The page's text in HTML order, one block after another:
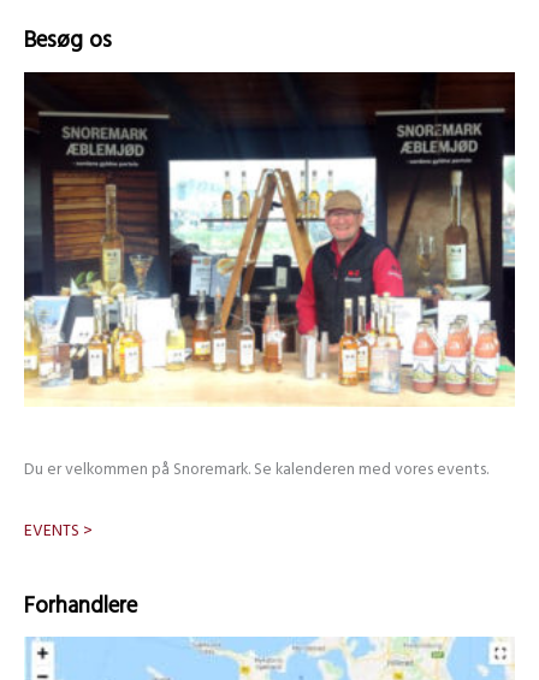
Besøg os
Du er velkommen på Snoremark. Se kalenderen med vores events.
EVENTS >
Forhandlere